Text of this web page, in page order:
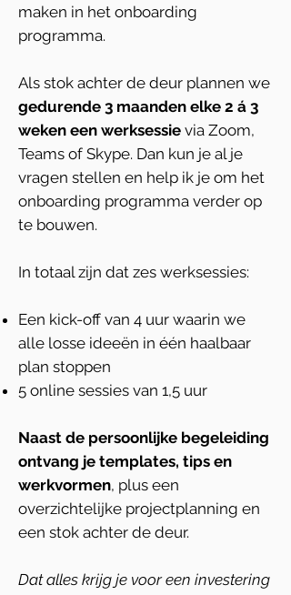
maken in het onboarding
programma.
Als stok achter de deur plannen we
gedurende 3 maanden elke 2 á 3
weken een werksessie via Zoom,
Teams of Skype. Dan kun je al je
vragen stellen en help ik je om het
onboarding programma verder op
te bouwen.
In totaal zijn dat zes werksessies:
Een kick-off van 4 uur waarin we
alle losse ideeën in één haalbaar
plan stoppen
5 online sessies van 1,5 uur
Naast de persoonlijke begeleiding
ontvang je templates, tips en
werkvormen, plus een
overzichtelijke projectplanning en
een stok achter de deur.
Dat alles krijg je voor een investering